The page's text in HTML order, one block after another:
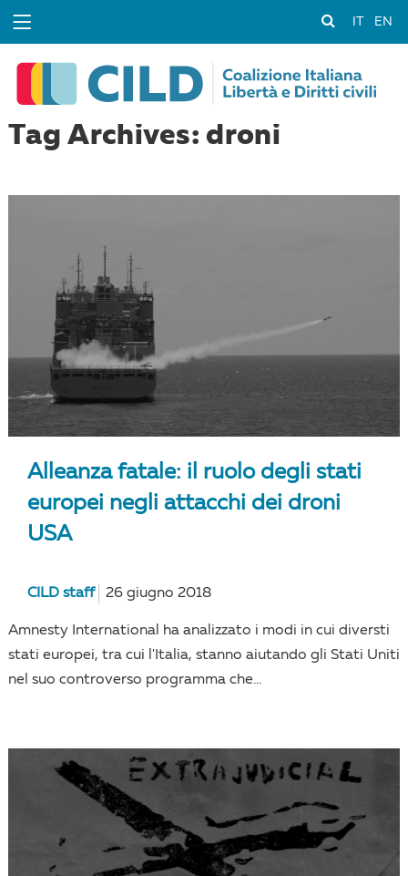
EN
Tag Archives: droni
Alleanza fatale: il ruolo degli stati
europei negli attacchi dei droni
USA
CILD staff 26 giugno 2018
Amnesty International ha analizzato i modi in cui diversti
stati europei, tra cui l'Italia, stanno aiutando gli Stati Uniti
nel suo controverso programma che...